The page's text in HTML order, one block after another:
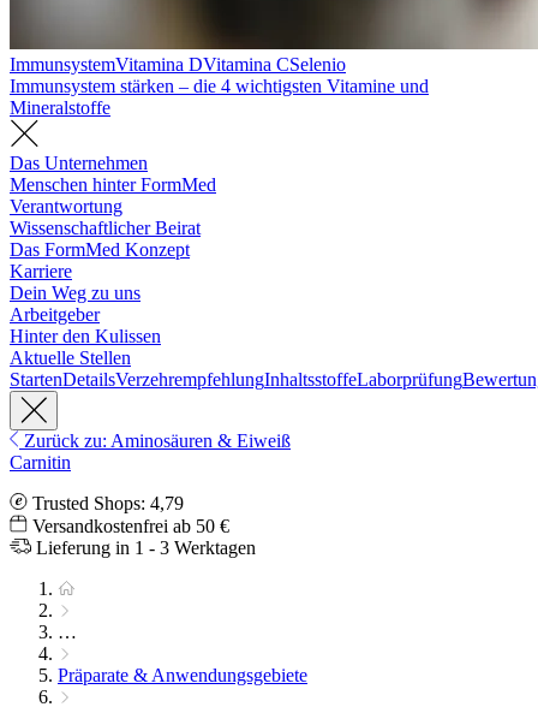
ImmunsystemVitamina DVitamina CSelenio
Immunsystem stärken – die 4 wichtigsten Vitamine und
Mineralstoffe
Das Unternehmen
Menschen hinter FormMed
Verantwortung
Wissenschaftlicher Beirat
Das FormMed Konzept
Karriere
Dein Weg zu uns
Arbeitgeber
Hinter den Kulissen
Aktuelle Stellen
StartenDetailsVerzehrempfehlungInhaltsstoffeLaborprüfung
Zurück zu: Aminosäuren & Eiweiß
Carnitin
Trusted Shops: 4,79
Versandkostenfrei ab 50 €
Lieferung in 1 - 3 Werktagen
…
Präparate & Anwendungsgebiete